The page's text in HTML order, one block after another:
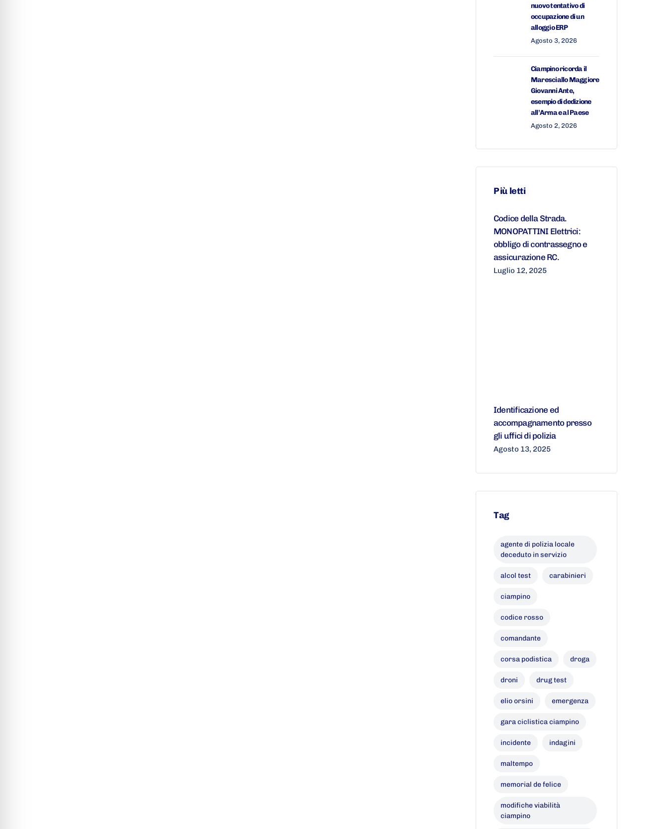
nuovo tentativo di
occupazione di un
alloggio ERP
Agosto 3, 2026
Ciampino ricorda il
Maresciallo Maggiore
Giovanni Ante,
esempio di dedizione
all’Arma e al Paese
Agosto 2, 2026
Più letti
Codice della Strada.
MONOPATTINI Elettrici:
obbligo di contrassegno e
assicurazione RC.
Luglio 12, 2025
Identificazione ed
accompagnamento presso
gli uffici di polizia
Agosto 13, 2025
Tag
agente di polizia locale
deceduto in servizio
alcol test carabinieri
ciampino
codice rosso
comandante
corsa podistica droga
droni drug test
elio orsini emergenza
gara ciclistica ciampino
incidente indagini
maltempo
memorial de felice
modifiche viabilità
ciampino